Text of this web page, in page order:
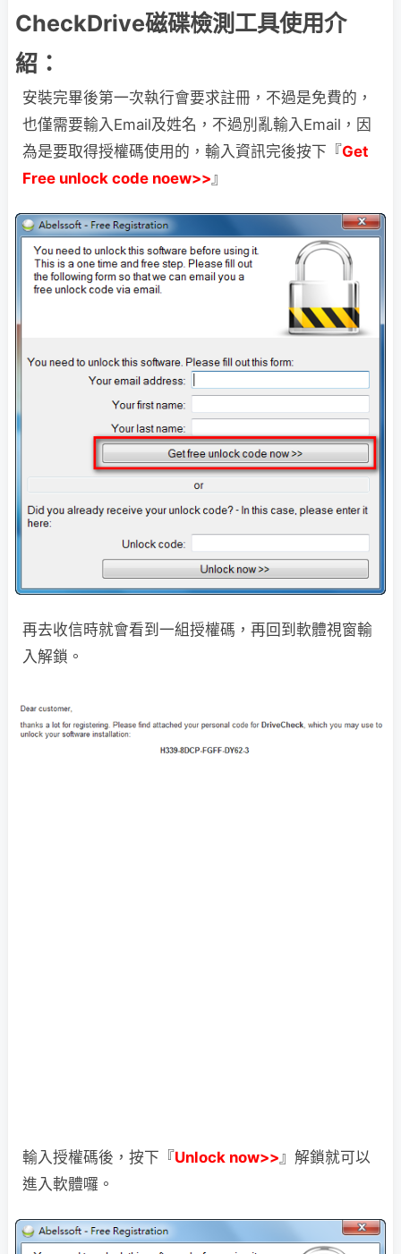
CheckDrive磁碟檢測工具使用介
紹：
安裝完畢後第一次執行會要求註冊，不過是免費的，
也僅需要輸入Email及姓名，不過別亂輸入Email，因
為是要取得授權碼使用的，輸入資訊完後按下『Get
Free unlock code noew>>』
再去收信時就會看到一組授權碼，再回到軟體視窗輸
入解鎖。
輸入授權碼後，按下『Unlock now>>』解鎖就可以
進入軟體囉。